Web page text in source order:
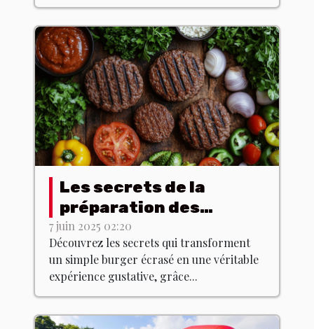
Les secrets de la
préparation des
burgers écrasés avec
des produits du terroir
7 juin 2025 02:20
Découvrez les secrets qui transforment
un simple burger écrasé en une véritable
expérience gustative, grâce...